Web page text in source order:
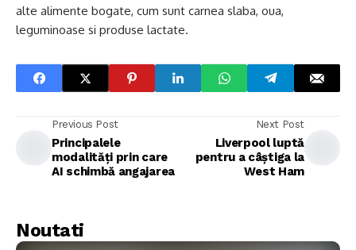
alte alimente bogate, cum sunt carnea slaba, oua,
leguminoase si produse lactate.
Previous Post
Principalele
modalități prin care
AI schimbă angajarea
Next Post
Liverpool luptă
pentru a câștiga la
West Ham
Noutati